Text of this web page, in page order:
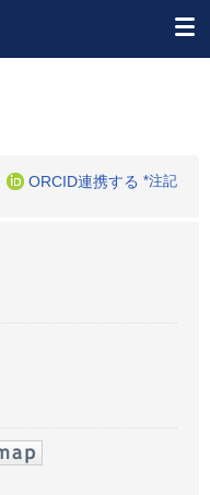
ORCID連携する *注記